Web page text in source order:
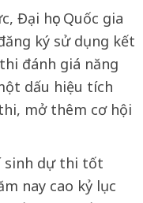
Đại học Quốc gia
ký sử dụng kết
đánh giá năng
dấu hiệu tích
mở thêm cơ hội
sinh dự thi tốt
nay cao kỷ lục